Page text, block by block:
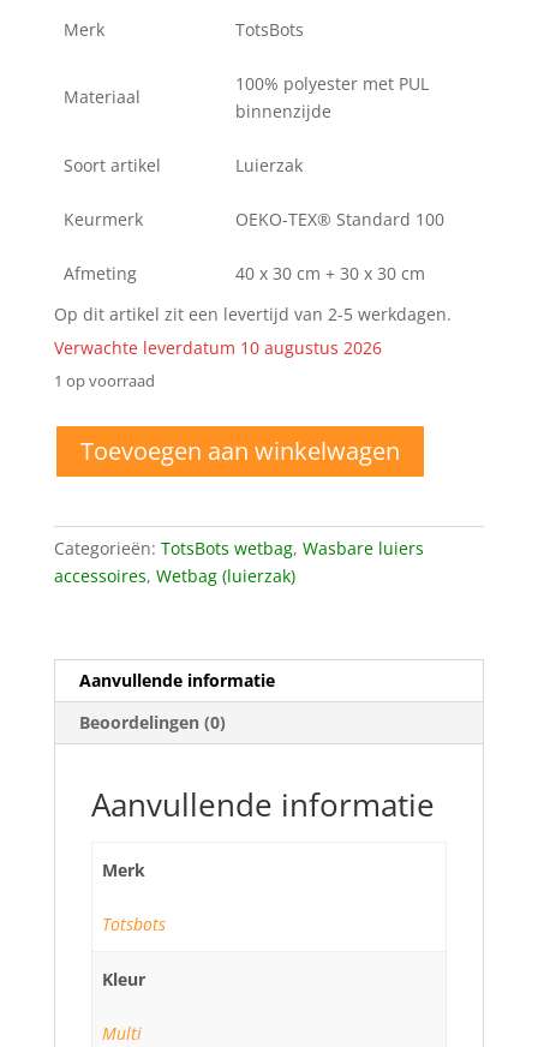
Merk TotsBots
Materiaal
100% polyester met PUL
binnenzijde
Soort artikel Luierzak
Keurmerk OEKO-TEX® Standard 100
Afmeting
40 x 30 cm + 30 x 30 cm
Op dit artikel zit een levertijd van 2-5 werkdagen.
Verwachte leverdatum 10 augustus 2026
1 op voorraad
Bag
Dandy
Toevoegen aan winkelwagen
Categorieën: TotsBots wetbag, Wasbare luiers
accessoires, Wetbag (luierzak)
Aanvullende informatie
Beoordelingen (0)
Aanvullende informatie
Merk
Totsbots
Kleur
Multi